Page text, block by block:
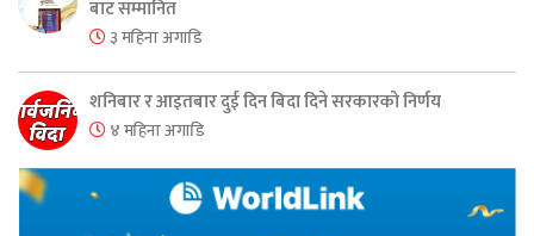
बाट सम्मानित
३ महिना अगाडि
शनिबार र आइतबार दुई दिन बिदा दिने सरकारको निर्णय
४ महिना अगाडि